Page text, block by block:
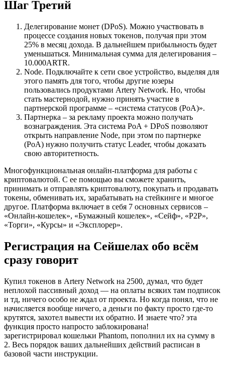
Шаг Третий
Делегирование монет (DPoS). Можно участвовать в
процессе создания новых токенов, получая при этом
25% в месяц дохода. В дальнейшем прибыльность будет
уменьшаться. Минимальная сумма для делегирования –
10.000ARTR.
Node. Подключайте к сети свое устройство, выделяя для
этого память для того, чтобы другие юзеры
пользовались продуктами Artery Network. Но, чтобы
стать мастернодой, нужно принять участие в
партнерской программе – «система статусов (PoA)».
Партнерка – за рекламу проекта можно получать
вознаграждения. Эта система PoA + DPoS позволяют
открыть направление Node, при этом по партнерке
(PoA) нужно получить статус Leader, чтобы доказать
свою авторитетность.
Многофункциональная онлайн-платформа для работы с
криптовалютой. С ее помощью вы сможете хранить,
принимать и отправлять криптовалюту, покупать и продавать
токены, обменивать их, зарабатывать на стейкинге и многое
другое. Платформа включает в себя 7 основных сервисов –
«Онлайн-кошелек», «Бумажный кошелек», «Сейф», «Р2Р»,
«Торги», «Курсы» и «Эксплорер».
Регистрация на Сейшелах обо всём
сразу говорит
Купил токенов в Artery Network на 2500, думал, что будет
неплохой пассивный доход — на оплаты всяких там подписок
и тд, ничего особо не ждал от проекта. Но когда понял, что не
начисляется вообще ничего, а деньги по факту просто где-то
крутятся, захотел вывести их обратно. И знаете что? эта
функция просто напросто заблокирована!
зарегистрировал кошельки Phantom, пополнил их на сумму в
2. Весь порядок ваших дальнейших действий расписан в
базовой части инструкции.